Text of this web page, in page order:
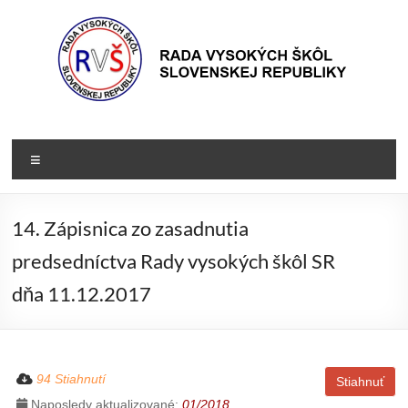
Rada
VŠ
škôl
14. Zápisnica zo zasadnutia
predsedníctva Rady vysokých škôl SR
dňa 11.12.2017
Stiahnuť
94 Stiahnutí
Naposledy aktualizované:01/2018